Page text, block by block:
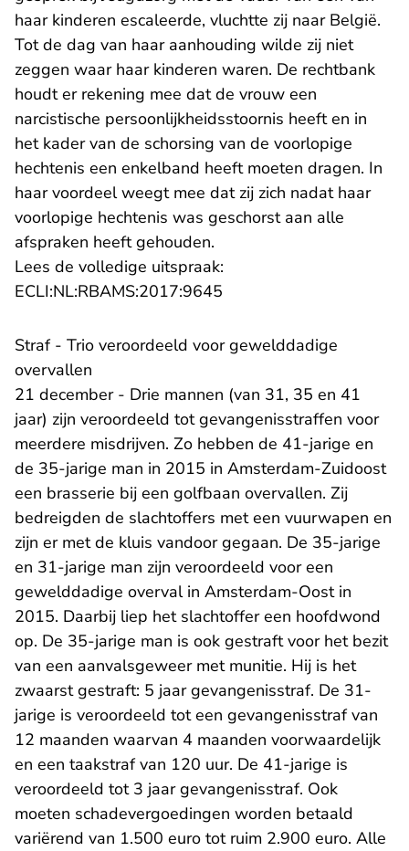
haar kinderen escaleerde, vluchtte zij naar België.
Tot de dag van haar aanhouding wilde zij niet
zeggen waar haar kinderen waren. De rechtbank
houdt er rekening mee dat de vrouw een
narcistische persoonlijkheidsstoornis heeft en in
het kader van de schorsing van de voorlopige
hechtenis een enkelband heeft moeten dragen. In
haar voordeel weegt mee dat zij zich nadat haar
voorlopige hechtenis was geschorst aan alle
afspraken heeft gehouden.
Lees de volledige uitspraak:
ECLI:NL:RBAMS:2017:9645
Straf - Trio veroordeeld voor gewelddadige
overvallen
21 december - Drie mannen (van 31, 35 en 41
jaar) zijn veroordeeld tot gevangenisstraffen voor
meerdere misdrijven. Zo hebben de 41-jarige en
de 35-jarige man in 2015 in Amsterdam-Zuidoost
een brasserie bij een golfbaan overvallen. Zij
bedreigden de slachtoffers met een vuurwapen en
zijn er met de kluis vandoor gegaan. De 35-jarige
en 31-jarige man zijn veroordeeld voor een
gewelddadige overval in Amsterdam-Oost in
2015. Daarbij liep het slachtoffer een hoofdwond
op. De 35-jarige man is ook gestraft voor het bezit
van een aanvalsgeweer met munitie. Hij is het
zwaarst gestraft: 5 jaar gevangenisstraf. De 31-
jarige is veroordeeld tot een gevangenisstraf van
12 maanden waarvan 4 maanden voorwaardelijk
en een taakstraf van 120 uur. De 41-jarige is
veroordeeld tot 3 jaar gevangenisstraf. Ook
moeten schadevergoedingen worden betaald
variërend van 1.500 euro tot ruim 2.900 euro. Alle